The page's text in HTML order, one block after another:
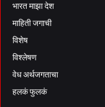
भारत माझा देश
माहिती जगाची
विशेष
विश्लेषण
वेध अर्थजगताचा
हलकं फुलकं